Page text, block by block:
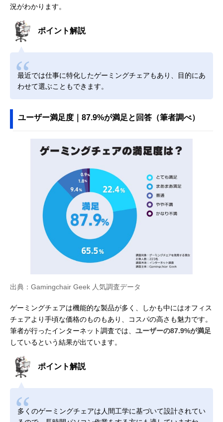
況がわかります。
ポイント解説
最近では仕事に特化したゲーミングチェアもあり、目的にあ
わせて選ぶこともできます。
ユーザー満足度｜87.9%が満足と回答（筆者調べ）
出典：Gamingchair Geek 人気調査データ
ゲーミングチェアは機能的な製品が多く、しかも中にはオフィス
チェアより手頃な価格のものもあり、コスパの高さも魅力です。
筆者が行ったインターネット調査では、 ユーザーの87.9%が満足
しているという結果が出ています。
ポイント解説
多くのゲーミングチェアは人間工学に基づいて設計されてい